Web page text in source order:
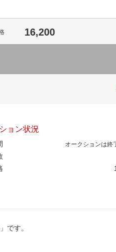
16,200
ョン状況
オークションは終
です。